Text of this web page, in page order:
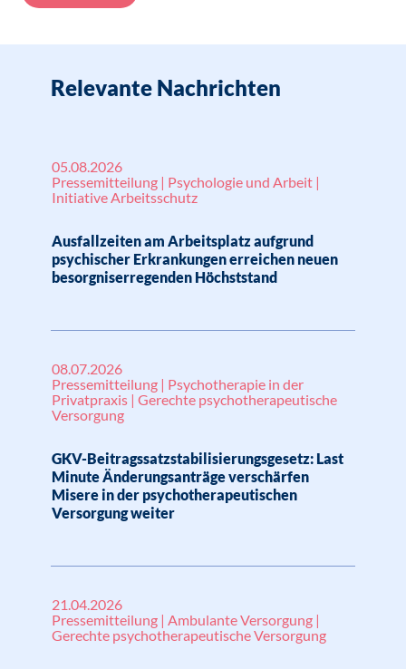
Relevante Nachrichten
05.08.2026
Pressemitteilung | Psychologie und Arbeit |
Initiative Arbeitsschutz
Ausfallzeiten am Arbeitsplatz aufgrund
psychischer Erkrankungen erreichen neuen
besorgniserregenden Höchststand
08.07.2026
Pressemitteilung | Psychotherapie in der
Privatpraxis | Gerechte psychotherapeutische
Versorgung
GKV-Beitragssatzstabilisierungsgesetz: Last
Minute Änderungsanträge verschärfen
Misere in der psychotherapeutischen
Versorgung weiter
21.04.2026
Pressemitteilung | Ambulante Versorgung |
Gerechte psychotherapeutische Versorgung